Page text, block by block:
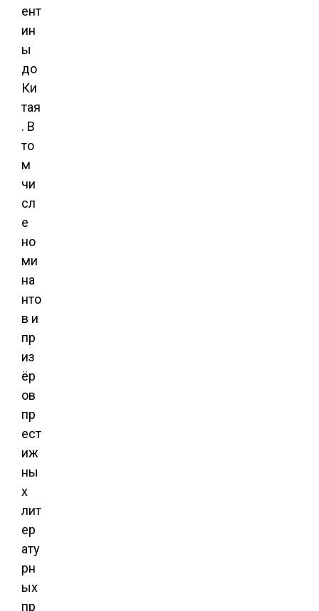
ент
ин
ы
до
Ки
тая
. В
то
м
чи
сл
е
но
ми
на
нто
в и
пр
из
ёр
ов
пр
ест
иж
ны
х
лит
ер
ату
рн
ых
пр